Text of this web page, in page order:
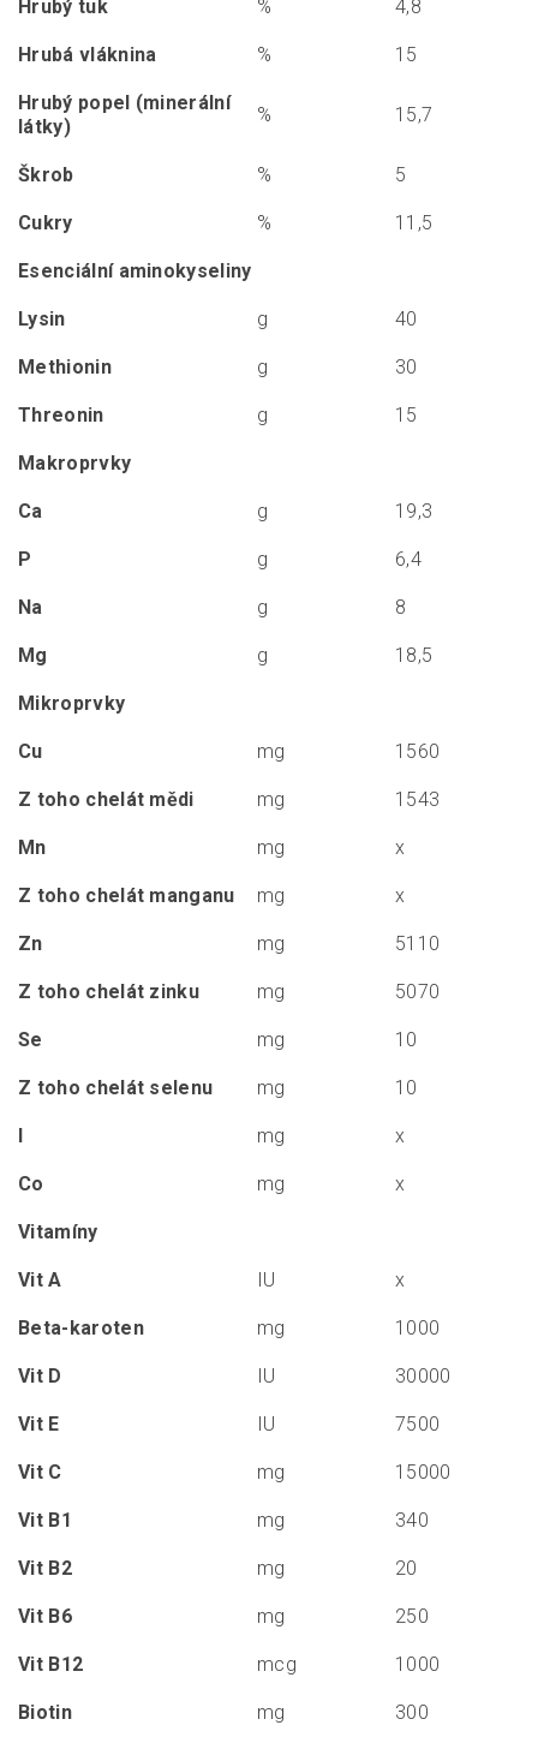
Hrubý tuk % 4,8
Hrubá vláknina % 15
Hrubý popel (minerální
látky)
% 15,7
Škrob % 5
Cukry % 11,5
Esenciální aminokyseliny
Lysin g 40
Methionin g 30
Threonin g 15
Makroprvky
Ca g 19,3
P g 6,4
Na g 8
Mg g 18,5
Mikroprvky
Cu mg 1560
Z toho chelát mědi mg 1543
Mn mg x
Z toho chelát manganu mg x
Zn mg 5110
Z toho chelát zinku mg 5070
Se mg 10
Z toho chelát selenu mg 10
I mg x
Co mg x
Vitamíny
Vit A IU x
Beta-karoten mg 1000
Vit D IU 30000
Vit E IU 7500
Vit C mg 15000
Vit B1 mg 340
Vit B2 mg 20
Vit B6 mg 250
Vit B12 mcg 1000
Biotin mg 300